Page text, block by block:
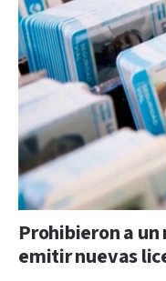
Prohibieron a
emitir nuevas